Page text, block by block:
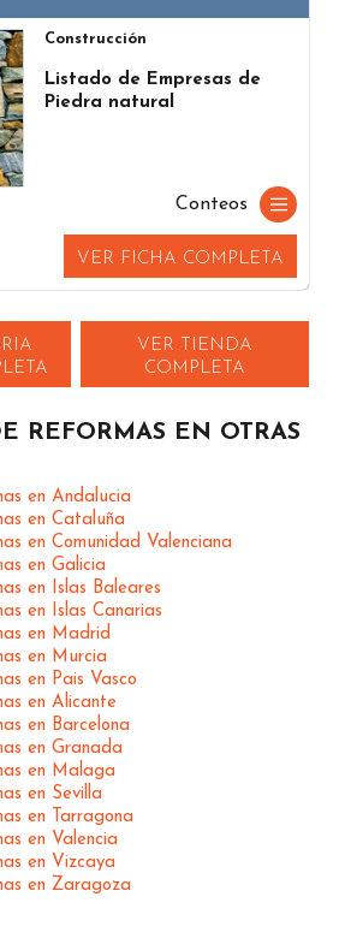
Construcción
Listado de Empresas de
Piedra natural
Conteos
VER FICHA COMPLETA
VER TIENDA
COMPLETA
REFORMAS EN OTRAS
en Andalucia
en Cataluña
en Comunidad Valenciana
en Galicia
en Islas Baleares
en Islas Canarias
en Madrid
en Murcia
en Pais Vasco
en Alicante
en Barcelona
en Granada
en Malaga
en Sevilla
en Tarragona
en Valencia
en Vizcaya
en Zaragoza